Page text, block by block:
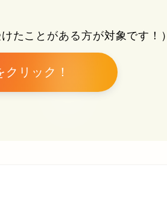
たことがある方が対象です！）
リック！